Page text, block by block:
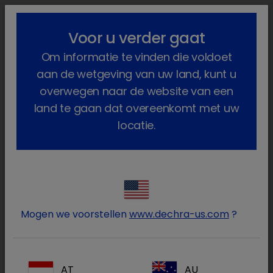
lock_outline search menu
Gezelschapsdieren
Geneesmiddelen
Hond Voorschriftplichtig Sedadex
lockLog in op uw Dechra
Voor u verder gaat
Om informatie te vinden die voldoet
aan de wetgeving van uw land, kunt u
overwegen naar de website van een
land te gaan dat overeenkomt met uw
locatie.
Mogen we voorstellen www.dechra-us.com ?
AT AU